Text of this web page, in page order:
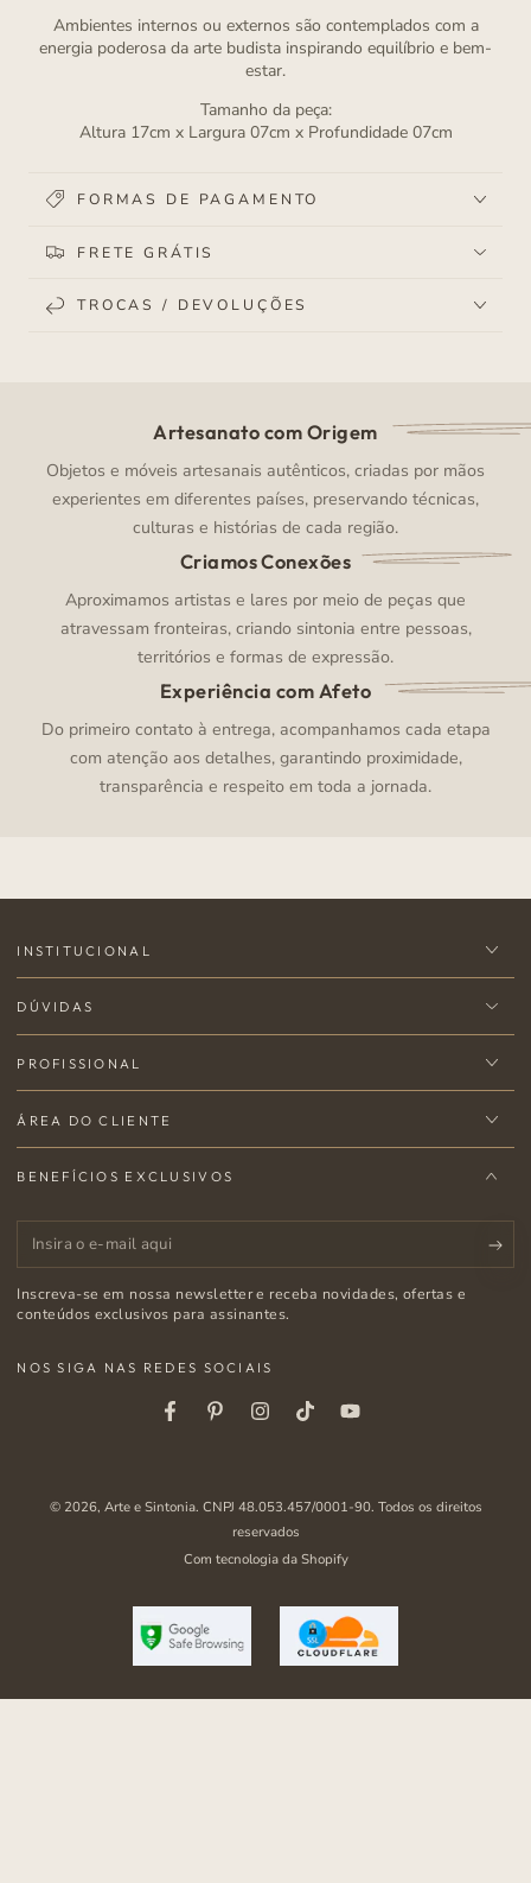
Ambientes internos ou externos são contemplados com a
energia poderosa da arte budista inspirando equilíbrio e bem-
estar.
Tamanho da peça:
Altura 17cm x Largura 07cm x Profundidade 07cm
FORMAS DE PAGAMENTO
FRETE GRÁTIS
TROCAS / DEVOLUÇÕES
Artesanato com Origem
Objetos e móveis artesanais autênticos, criadas por mãos
experientes em diferentes países, preservando técnicas,
culturas e histórias de cada região.
Criamos Conexões
Aproximamos artistas e lares por meio de peças que
atravessam fronteiras, criando sintonia entre pessoas,
territórios e formas de expressão.
Experiência com Afeto
Do primeiro contato à entrega, acompanhamos cada etapa
com atenção aos detalhes, garantindo proximidade,
transparência e respeito em toda a jornada.
INSTITUCIONAL
DÚVIDAS
PROFISSIONAL
ÁREA DO CLIENTE
BENEFÍCIOS EXCLUSIVOS
Insira
o
e-
Inscreva-se em nossa newsletter e receba novidades, ofertas e
conteúdos exclusivos para assinantes.
NOS SIGA NAS REDES SOCIAIS
FacebookPinterestInstagramTiktokYoutube
© 2026, Arte e Sintonia. CNPJ 48.053.457/0001-90. Todos os direitos
reservados
Com tecnologia da Shopify